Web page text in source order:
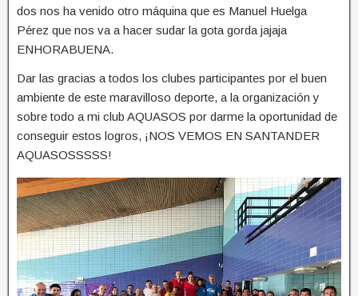
dos nos ha venido otro máquina que es Manuel Huelga
Pérez que nos va a hacer sudar la gota gorda jajaja
ENHORABUENA.
Dar las gracias a todos los clubes participantes por el buen
ambiente de este maravilloso deporte, a la organización y
sobre todo a mi club AQUASOS por darme la oportunidad de
conseguir estos logros, ¡NOS VEMOS EN SANTANDER
AQUASOSSSSS!